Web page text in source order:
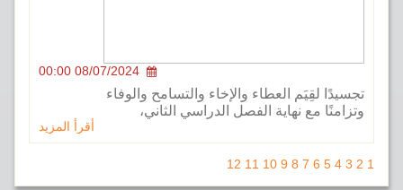
08/07/2024 00:00
لقِيَم العطاء والإخاء والتسامح والوفاء
مع نهاية الفصل الدراسي الثاني،
7
8
9
10
11
12